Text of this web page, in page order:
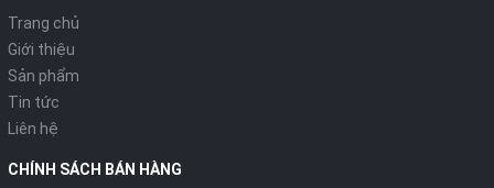
chỉnh nhiệt độ trong phòng một cách dễ dàng và linh hoạt hơn
phù hợp với những phòng to nhỏ khác nhau và tiết kiệm điện
năng trong quá trình sử dụng.
Trang chủ
Giới thiệu
Sản phẩm
Tin tức
Liên hệ
CHÍNH SÁCH BÁN HÀNG